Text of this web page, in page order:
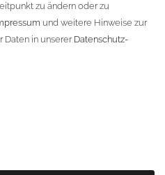
zu ändern oder zu
und weitere Hinweise zur
Daten in unserer Daten­schutz­